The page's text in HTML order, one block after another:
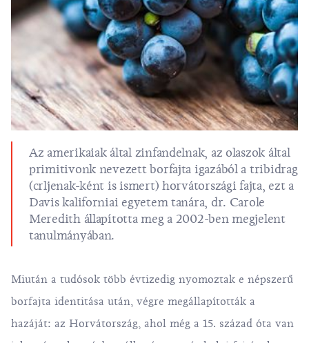
Az amerikaiak által zinfandelnak, az olaszok által
primitivonk nevezett borfajta igazából a tribidrag
(crljenak-ként is ismert) horvátországi fajta, ezt a
Davis kaliforniai egyetem tanára, dr. Carole
Meredith állapította meg a 2002-ben megjelent
tanulmányában.
Miután a tudósok több évtizedig nyomoztak e népszerű
borfajta identitása után, végre megállapították a
hazáját: az Horvátország, ahol még a 15. század óta van